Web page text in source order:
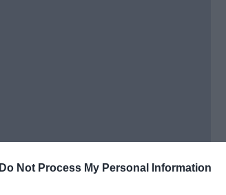
Do Not Process My Personal Information